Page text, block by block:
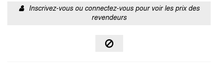
Inscrivez-vous ou connectez-vous pour voir les prix des
revendeurs